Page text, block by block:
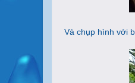
Và chụp hình với